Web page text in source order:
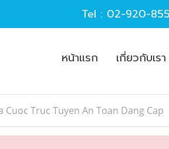
Tel : 02-920-
หน้าแรก เกี่ยวกับเรา
Cuoc Truc Tuyen An Toan Dang Cap